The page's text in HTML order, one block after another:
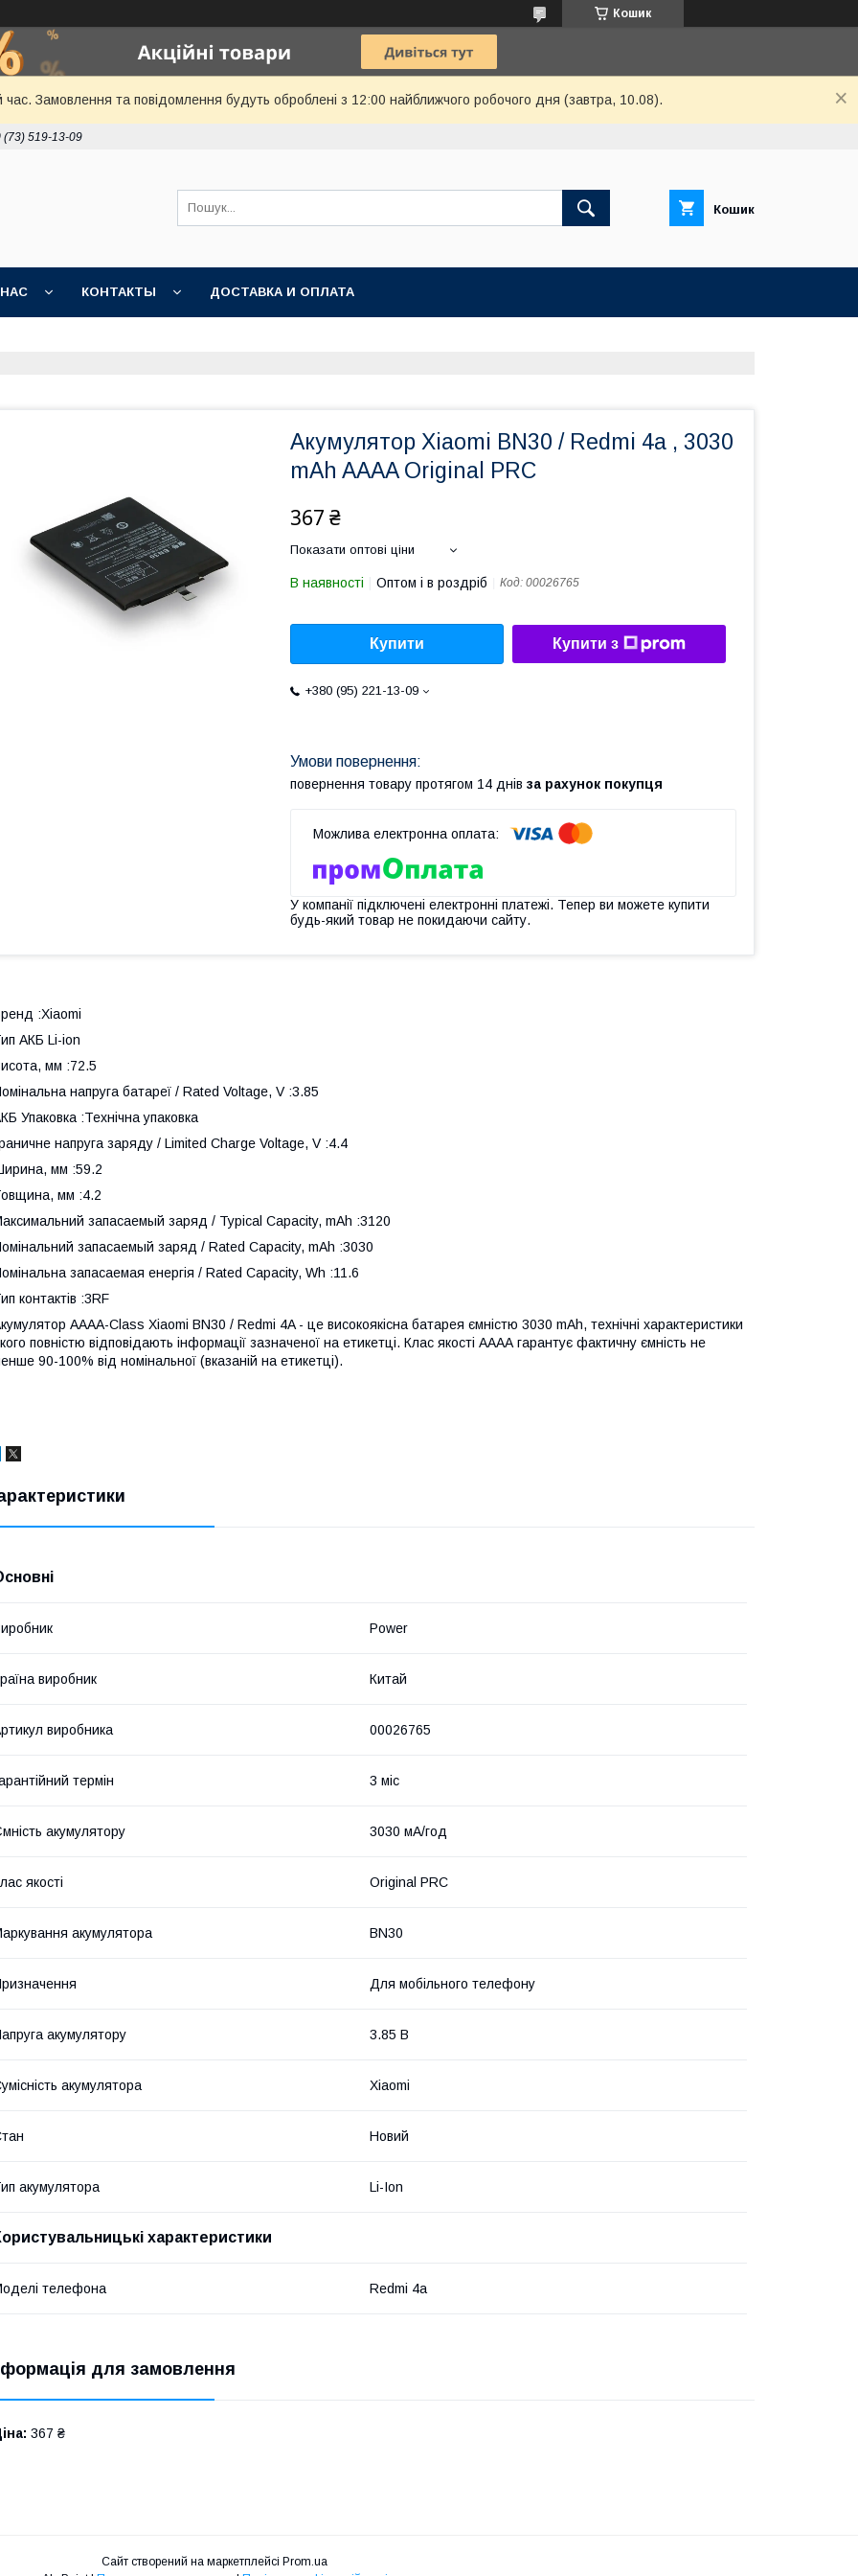
Кошик
час. Замовлення та повідомлення будуть оброблені з 12:00 найближчого робочого дня (завтра, 10.08).
(73) 519-13-09
Кошик
КОНТАКТЫ ДОСТАВКА И ОПЛАТА
Акумулятор Xiaomi BN30 / Redmi 4a , 3030
mAh AAAA Original PRC
367 ₴
Показати оптові ціни
В наявності Оптом і в роздріб Код: 00026765
Купити Купити з
+380 (95) 221-13-09
повернення товару протягом 14 днів за рахунок покупця
У компанії підключені електронні платежі. Тепер ви можете купити
будь-який товар не покидаючи сайту.
:Xiaomi
АКБ Li-ion
мм :72.5
напруга батареї / Rated Voltage, V :3.85
Упаковка :Технічна упаковка
напруга заряду / Limited Charge Voltage, V :4.4
мм :59.2
мм :4.2
запасаемый заряд / Typical Capacity, mAh :3120
запасаемый заряд / Rated Capacity, mAh :3030
запасаемая енергія / Rated Capacity, Wh :11.6
контактів :3RF
AAAA-Class Xiaomi BN30 / Redmi 4A - це високоякісна батарея ємністю 3030 mAh, технічні характеристики
повністю відповідають інформації зазначеної на етикетці. Клас якості АААА гарантує фактичну ємність не
90-100% від номінальної (вказаній на етикетці).
Power
виробник Китай
виробника 00026765
термін 3 міс
акумулятору 3030 мА/год
якості Original PRC
акумулятора BN30
Для мобільного телефону
акумулятору 3.85 В
акумулятора Xiaomi
Новий
акумулятора Li-Ion
характеристики
телефона Redmi 4a
для замовлення
367 ₴
Сайт створений на маркетплейсі Prom.ua